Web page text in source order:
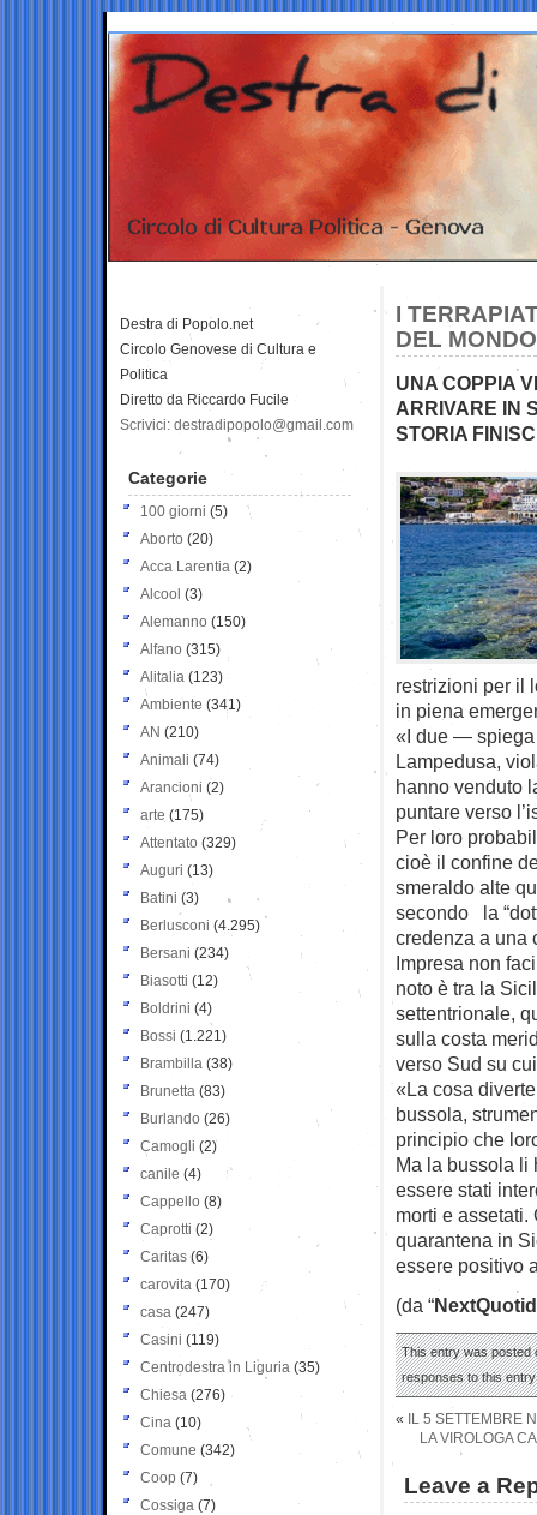
I
DEL
UNA COPPIA
ARRIVARE IN
STORIA
restrizioni per il
in piena
«I due — spiega
Lampedusa,
hanno venduto
puntare verso
Per loro
cioè il confine
smeraldo alte
secondo la
credenza a una
Impresa non
noto è tra la
settentrionale,
sulla costa
verso Sud su
«La cosa
bussola,
principio che
Ma la bussola li
essere stati
morti e
quarantena in
essere positivo
(da “
This entry was posted
responses to this
«
IL 5 SETTEMBRE
LA VIROLOGA
Leave a
Destra di Popolo.net
Circolo Genovese di Cultura e
Politica
Diretto da Riccardo Fucile
Scrivici: destradipopolo@gmail.com
Categorie
100 giorni (5)
Aborto (20)
Acca Larentia (2)
Alcool (3)
Alemanno (150)
Alfano (315)
Alitalia (123)
Ambiente (341)
AN (210)
Animali (74)
Arancioni (2)
arte (175)
Attentato (329)
Auguri (13)
Batini (3)
Berlusconi (4.295)
Bersani (234)
Biasotti (12)
Boldrini (4)
Bossi (1.221)
Brambilla (38)
Brunetta (83)
Burlando (26)
Camogli (2)
canile (4)
Cappello (8)
Caprotti (2)
Caritas (6)
carovita (170)
casa (247)
Casini (119)
Centrodestra in Liguria (35)
Chiesa (276)
Cina (10)
Comune (342)
Coop (7)
Cossiga (7)